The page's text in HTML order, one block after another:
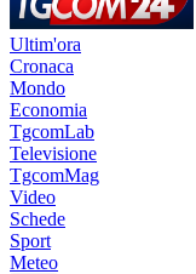
Ultim'ora
Cronaca
Mondo
Economia
TgcomLab
Televisione
TgcomMag
Video
Schede
Sport
Meteo